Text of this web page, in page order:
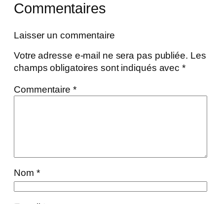
Commentaires
Laisser un commentaire
Votre adresse e-mail ne sera pas publiée. Les
champs obligatoires sont indiqués avec*
Commentaire *
Nom *